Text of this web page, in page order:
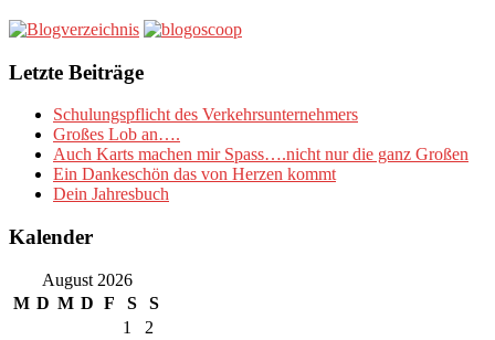
Letzte Beiträge
Schulungspflicht des Verkehrsunternehmers
Großes Lob an….
Auch Karts machen mir Spass….nicht nur die ganz Großen
Ein Dankeschön das von Herzen kommt
Dein Jahresbuch
Kalender
August 2026
M D M D F S
S
1
2